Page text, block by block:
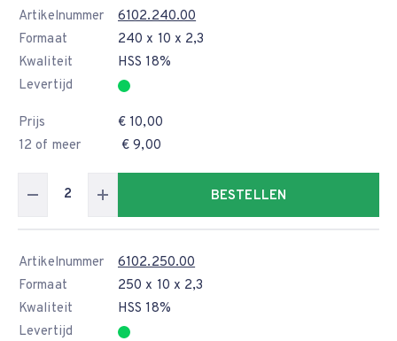
Artikelnummer
6102.240.00
Formaat
240 x 10 x 2,3
Kwaliteit
HSS 18%
Levertijd
Prijs
€ 10,00
12 of meer
€ 9,00
BESTELLEN
Artikelnummer
6102.250.00
Formaat
250 x 10 x 2,3
Kwaliteit
HSS 18%
Levertijd